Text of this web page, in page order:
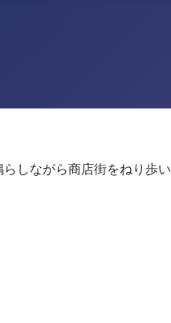
しながら商店街をねり歩